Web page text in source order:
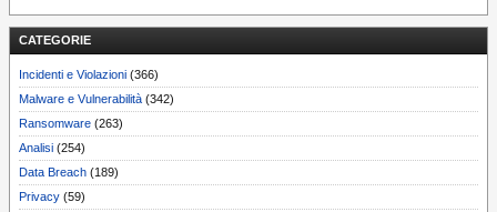
CATEGORIE
Incidenti e Violazioni (366)
Malware e Vulnerabilità (342)
Ransomware (263)
Analisi (254)
Data Breach (189)
Privacy (59)